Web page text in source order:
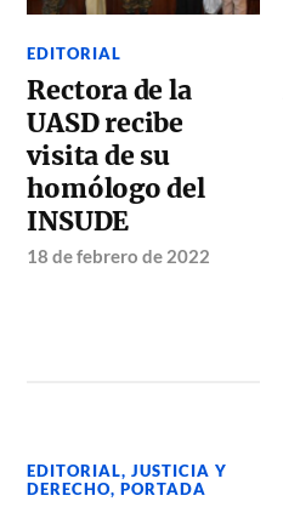
EDITORIAL
Rectora de la
UASD recibe
visita de su
homólogo del
INSUDE
18 de febrero de 2022
EDITORIAL,JUSTICIA Y
DERECHO,PORTADA